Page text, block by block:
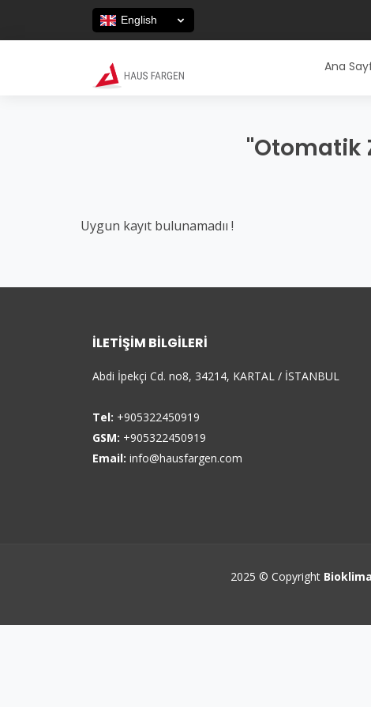
English
Ana
"Otomatik
Uygun kayıt bulunamadıı !
İLETIŞIM BILGILERI
Abdi İpekçi Cd. no8, 34214, KARTAL / İSTANBUL
Tel: +905322450919
GSM: +905322450919
Email: info@hausfargen.com
2025 © Copyright